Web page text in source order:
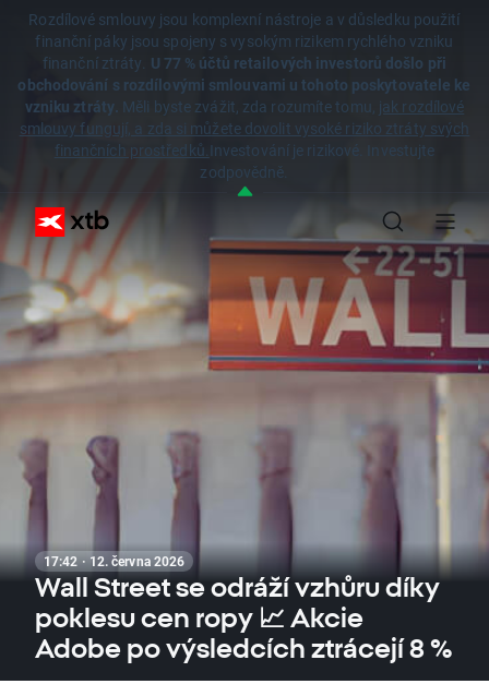
Rozdílové smlouvy jsou komplexní nástroje a v důsledku použití
finanční páky jsou spojeny s vysokým rizikem rychlého vzniku
finanční ztráty. U 77 % účtů retailových investorů došlo při
obchodování s rozdílovými smlouvami u tohoto poskytovatele ke
vzniku ztráty. Měli byste zvážit, zda rozumíte tomu, jak rozdílové
smlouvy fungují, a zda si můžete dovolit vysoké riziko ztráty svých
finančních prostředků.Investování je rizikové. Investujte
zodpovědně.
17:42 · 12. června 2026
Wall Street se odráží vzhůru díky
poklesu cen ropy 📈 Akcie
Adobe po výsledcích ztrácejí 8 %